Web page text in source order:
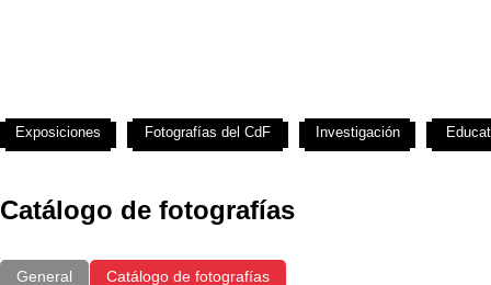
Catálogo de fotografías
General Catálogo de fotografías
Exposiciones Fotografías del CdF Investigación